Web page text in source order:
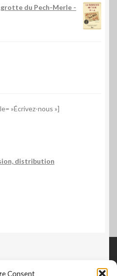
Consent
grotte du Pech-Merle -
»Écrivez-nous »]
distribution
distribution